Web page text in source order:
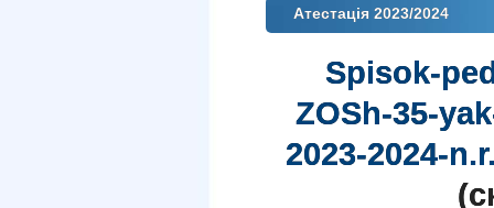
Атестація 2023/2024
Spisok-
ZOSh-35-
2023-2024-